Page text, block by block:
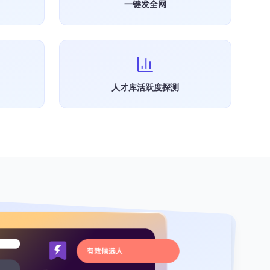
一键发全网
人才库活跃度探测